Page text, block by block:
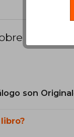
el libro
son